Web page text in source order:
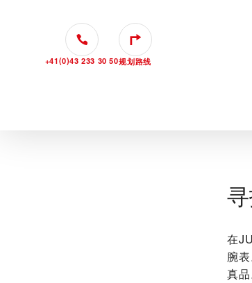
+41(0)43 233 30 50规划路线
在‭
腕
真品